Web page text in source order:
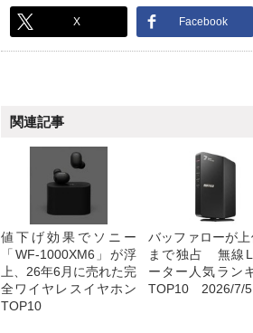
X Facebook
関連記事
値下げ効果でソニー
「WF-1000XM6」が浮
上、26年6月に売れた完
全ワイヤレスイヤホン
TOP10
バッファローが
まで独占 無線
ーター人気ラン
TOP10 2026/7/5